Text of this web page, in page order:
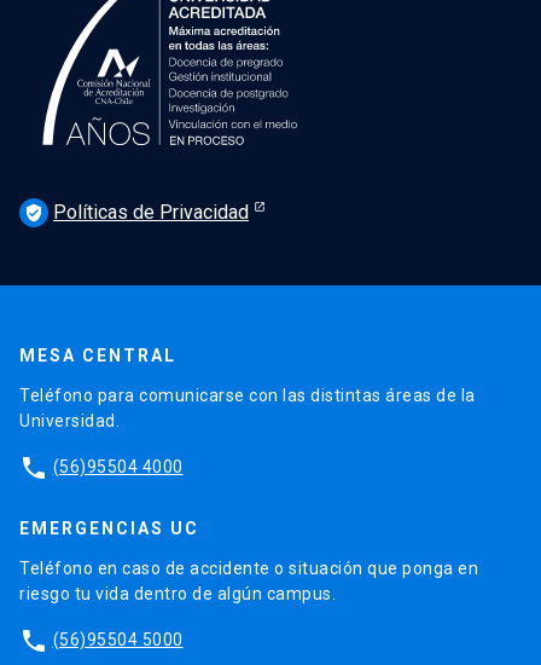
verified_user Políticas de Privacidad
MESA CENTRAL
Teléfono para comunicarse con las distintas áreas de la
Universidad.
phone (56)95504 4000
EMERGENCIAS UC
Teléfono en caso de accidente o situación que ponga en
riesgo tu vida dentro de algún campus.
phone (56)95504 5000